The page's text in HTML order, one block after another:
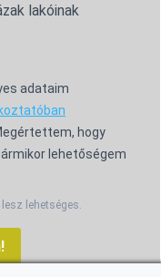
lakóinak
adataim
hogy
lehetőségem
lehetséges.